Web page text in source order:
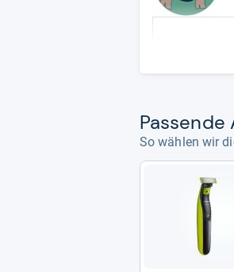
So wählen wir